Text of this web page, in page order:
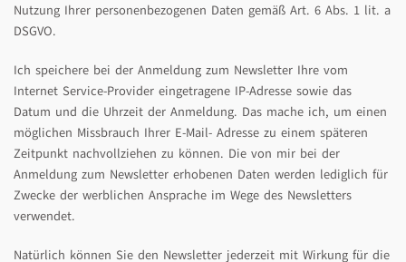
Nutzung Ihrer personenbezogenen Daten gemäß Art. 6 Abs. 1 lit. a
DSGVO.
Ich speichere bei der Anmeldung zum Newsletter Ihre vom
Internet Service-Provider eingetragene IP-Adresse sowie das
Datum und die Uhrzeit der Anmeldung. Das mache ich, um einen
möglichen Missbrauch Ihrer E-Mail- Adresse zu einem späteren
Zeitpunkt nachvollziehen zu können. Die von mir bei der
Anmeldung zum Newsletter erhobenen Daten werden lediglich für
Zwecke der werblichen Ansprache im Wege des Newsletters
verwendet.
Natürlich können Sie den Newsletter jederzeit mit Wirkung für die